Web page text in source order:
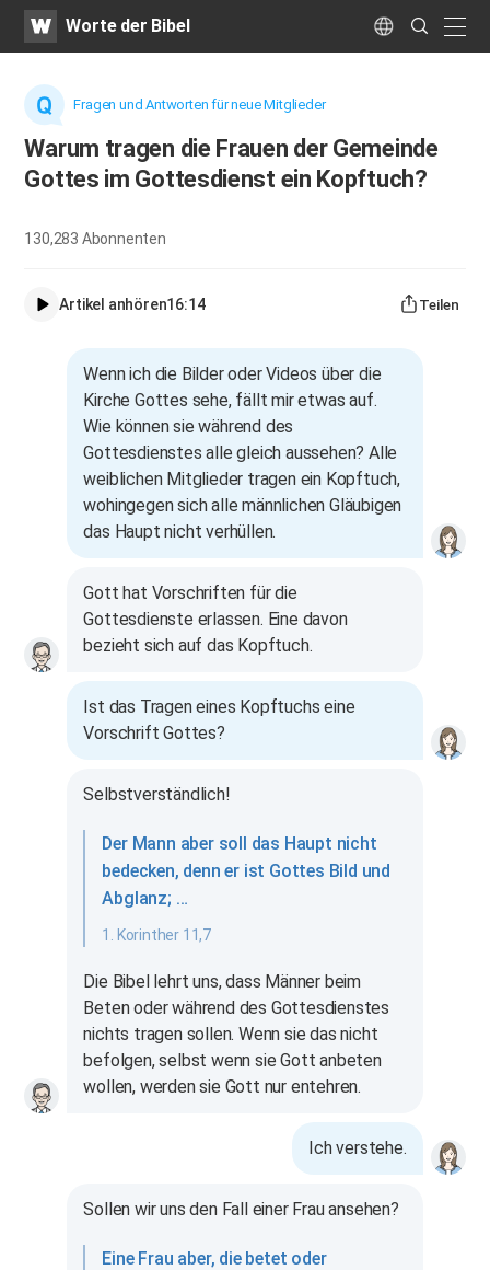
WATVWorte der Bibel Language
Search
Submit
Fragen und Antworten für neue Mitglieder
Warum tragen die Frauen der Gemeinde
Gottes im Gottesdienst ein Kopftuch?
130,283 Abonnenten
Artikel anhören16:14 Teilen
Wenn ich die Bilder oder Videos über die
Kirche Gottes sehe, fällt mir etwas auf.
Wie können sie während des
Gottesdienstes alle gleich aussehen? Alle
weiblichen Mitglieder tragen ein Kopftuch,
wohingegen sich alle männlichen Gläubigen
das Haupt nicht verhüllen.
Gott hat Vorschriften für die
Gottesdienste erlassen. Eine davon
bezieht sich auf das Kopftuch.
Ist das Tragen eines Kopftuchs eine
Vorschrift Gottes?
Selbstverständlich!
Der Mann aber soll das Haupt nicht
bedecken, denn er ist Gottes Bild und
Abglanz; …
1. Korinther 11,7
Die Bibel lehrt uns, dass Männer beim
Beten oder während des Gottesdienstes
nichts tragen sollen. Wenn sie das nicht
befolgen, selbst wenn sie Gott anbeten
wollen, werden sie Gott nur entehren.
Ich verstehe.
Sollen wir uns den Fall einer Frau ansehen?
Eine Frau aber, die betet oder